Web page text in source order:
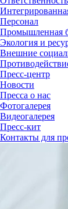
Персонал
Промышленная
Экология и
Внешние
Пресс-центр
Новости
Пресса о нас
Фотогалерея
Видеогалерея
Пресс-кит
Контакты для